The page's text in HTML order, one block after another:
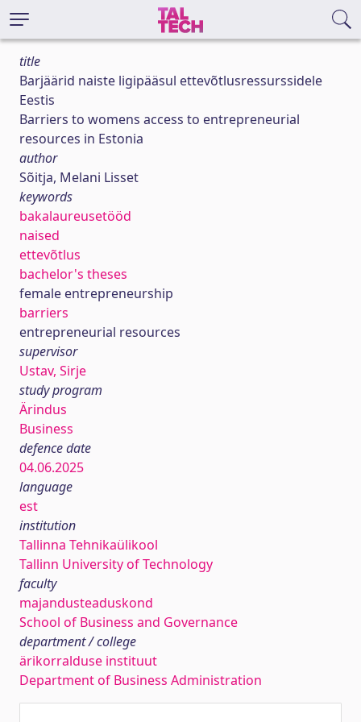
title
Barjäärid naiste ligipääsul ettevõtlusressurssidele
Eestis
Barriers to womens access to entrepreneurial
resources in Estonia
author
Sõitja, Melani Lisset
keywords
bakalaureusetööd
naised
ettevõtlus
bachelor's theses
female entrepreneurship
barriers
entrepreneurial resources
supervisor
Ustav, Sirje
study program
Ärindus
Business
defence date
04.06.2025
language
est
institution
Tallinna Tehnikaülikool
Tallinn University of Technology
faculty
majandusteaduskond
School of Business and Governance
department / college
ärikorralduse instituut
Department of Business Administration